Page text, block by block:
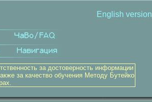
English version
за достоверность информации
за качество обучения Методу Бутейко